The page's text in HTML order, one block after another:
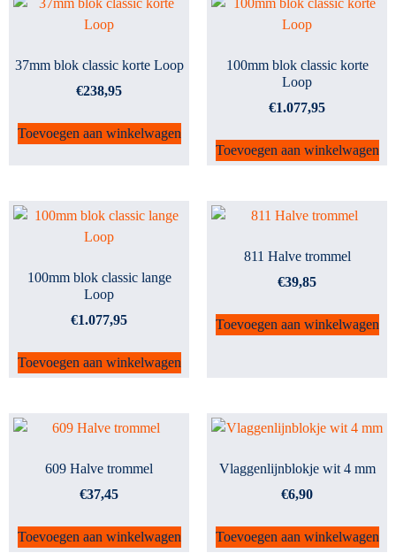
37mm blok classic korte Loop
€238,95
Toevoegen aan winkelwagen
100mm blok classic korte
Loop
€1.077,95
Toevoegen aan winkelwagen
100mm blok classic lange
Loop
€1.077,95
Toevoegen aan winkelwagen
811 Halve trommel
€39,85
Toevoegen aan winkelwagen
609 Halve trommel
€37,45
Toevoegen aan winkelwagen
Vlaggenlijnblokje wit 4 mm
€6,90
Toevoegen aan winkelwagen